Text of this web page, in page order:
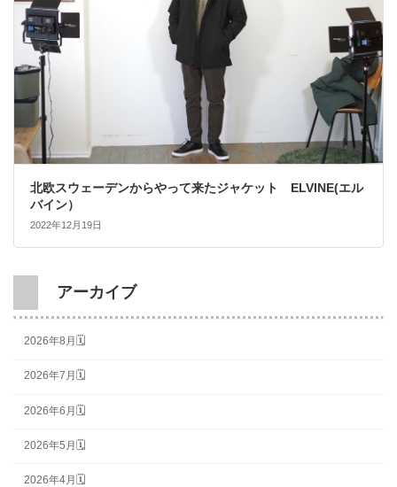
北欧スウェーデンからやって来たジャケット ELVINE(エル
バイン）
2022年12月19日
アーカイブ
2026年8月🗓
2026年7月🗓
2026年6月🗓
2026年5月🗓
2026年4月🗓